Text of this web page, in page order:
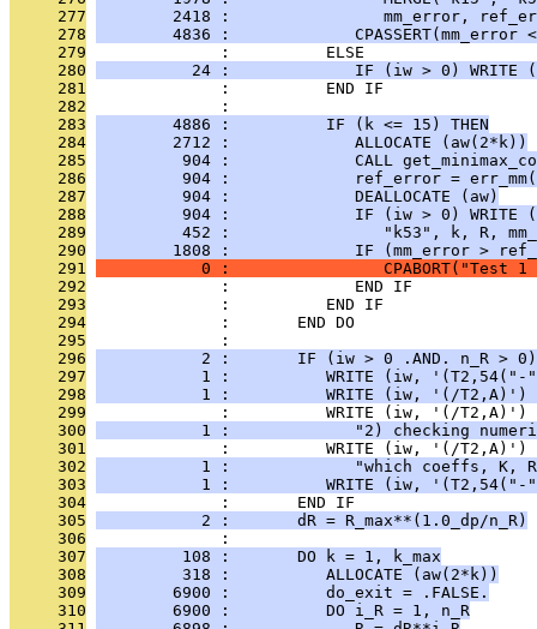
     277
2418 :                mm_error,
     278
4836 :             CPASSERT(mm_error
     279
              :          ELSE
     280
24 :             IF (iw > 0) WRITE
     281
              :          END IF
     282
              :
     283
        4886 :          IF (k <= 15) THEN
     284
        2712 :             ALLOCATE (aw(2*k))
     285
904 :             CALL
     286
904 :             ref_error =
     287
         904 :             DEALLOCATE (aw)
     288
904 :             IF (iw > 0) WRITE
     289
452 :                "k53", k, R,
     290
1808 :             IF (mm_error >
     291
0 :                CPABORT("Test
     292
              :             END IF
     293
              :          END IF
     294
              :       END DO
     295
              :
     296
2 :       IF (iw > 0 .AND. n_R >
     297
1 :          WRITE (iw, '(T2,54("-
     298
1 :          WRITE (iw, '(/T2,A)')
     299
:          WRITE (iw, '(/T2,A)')
     300
1 :             "2) checking
     301
:          WRITE (iw, '(/T2,A)')
     302
1 :             "which coeffs, K,
     303
1 :          WRITE (iw, '(T2,54("-
     304
              :       END IF
     305
           2 :       dR = R_max**(1.0_dp/n_R)
     306
              :
     307
         108 :       DO k = 1, k_max
     308
         318 :          ALLOCATE (aw(2*k))
     309
        6900 :          do_exit = .FALSE.
     310
        6900 :          DO i_R = 1, n_R